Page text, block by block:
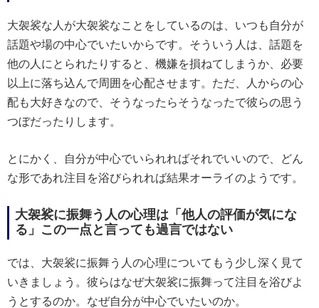
大袈裟な人が大袈裟なことをしているのは、いつも自分が
話題や場の中心でいたいからです。そういう人は、話題を
他の人にとられたりすると、機嫌を損ねてしまうか、必要
以上に落ち込んで周囲を心配させます。ただ、人からの心
配も大好きなので、そうなったらそうなったで彼らの思う
つぼだったりします。
とにかく、自分が中心でいられればそれでいいので、どん
な形であれ注目を浴びられれば結果オーライのようです。
大袈裟に振舞う人の心理は「他人の評価が気にな
る」この一点と言っても過言ではない
では、大袈裟に振舞う人の心理についてもう少し深く見て
いきましょう。彼らはなぜ大袈裟に振舞って注目を浴びよ
うとするのか。なぜ自分が中心でいたいのか。